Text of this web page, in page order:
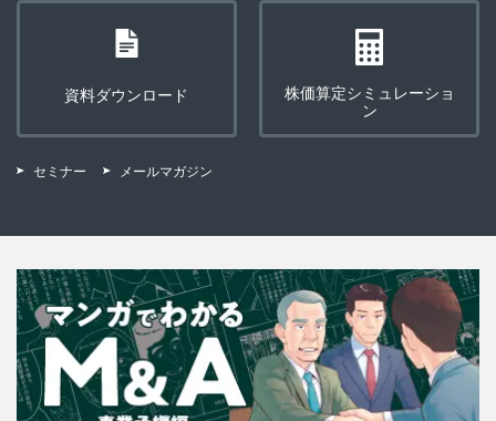
資料ダウンロード
株価算定シミュレーショ
ン
セミナー メールマガジン